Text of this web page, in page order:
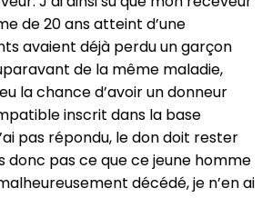
de 20 ans atteint d’une
avaient déjà perdu un garçon
de la même maladie,
la chance d’avoir un donneur
inscrit dans la base
pas répondu, le don doit rester
donc pas ce que ce jeune homme
décédé, je n’en ai